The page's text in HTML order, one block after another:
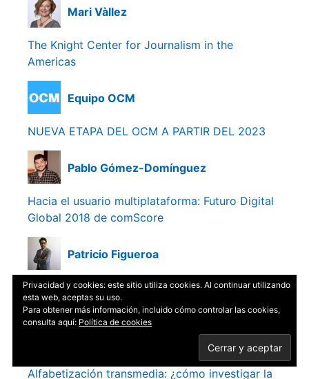
Mari Vàllez
The Knight Center for Journalism in the
Americas
Equipo OCM
NUEVA ETAPA DEL OCM A PARTIR DEL 2023
Pablo Gómez-Domínguez
Hacia el usuario multiplataforma: Futuro Digital
Global 2018 de comScore
Patricio Figueroa
Notificaciones móviles y su consolidación en el
campo de las noticias
Alfabetización transmedia: ¿cómo investigar la
Privacidad y cookies: este sitio utiliza cookies. Al continuar utilizando
esta web, aceptas su uso.
Para obtener más información, incluido cómo controlar las cookies,
consulta aquí: Política de cookies